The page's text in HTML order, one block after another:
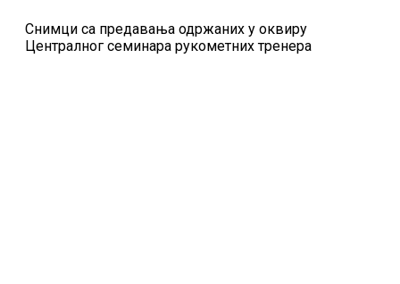
Снимци са предавања одржаних у оквиру
Централног семинара рукометних тренера